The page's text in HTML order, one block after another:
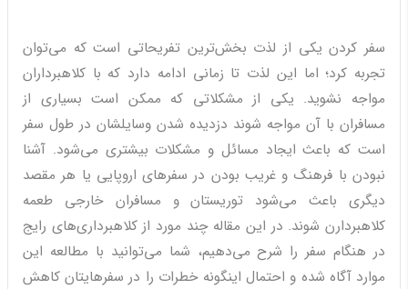
سفر کردن یکی از لذت بخش‌ترین تفریحاتی است که می‌توان
تجربه کرد؛ اما این لذت تا زمانی ادامه دارد که با کلاهبرداران
مواجه نشوید. یکی از مشکلاتی که ممکن است بسیاری از
مسافران با آن مواجه شوند دزدیده شدن وسایلشان در طول سفر
است که باعث ایجاد مسائل و مشکلات بیشتری می‌شود. آشنا
نبودن با فرهنگ و غریب بودن در سفرهای اروپایی یا هر مقصد
دیگری باعث می‌شود توریستان و مسافران خارجی طعمه
کلاهبردارن شوند. در این مقاله چند مورد از کلاهبرداری‌های رایج
در هنگام سفر را شرح می‌دهیم، شما می‌توانید با مطالعه این
موارد آگاه شده و احتمال اینگونه خطرات را در سفرهایتان کاهش